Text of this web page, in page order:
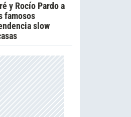
y Rocío Pardo a
famosos
slow